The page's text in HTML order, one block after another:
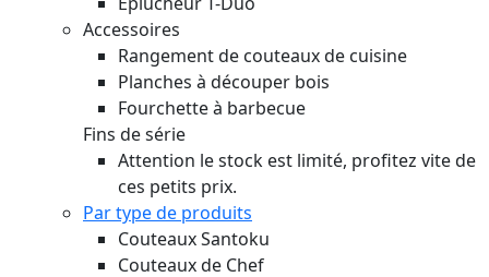
Accessoires
Rangement de couteaux de cuisine
Planches à découper bois
Fourchette à barbecue
Fins de série
Attention le stock est limité, profitez vite de
ces petits prix.
Par type de produits
Couteaux Santoku
Couteaux de Chef